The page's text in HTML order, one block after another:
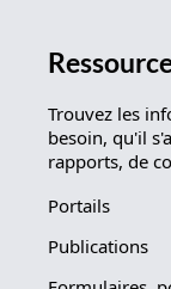
Trouvez les
besoin, qu'il
rapports, de
Portails
Publications